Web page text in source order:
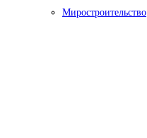
Миростроительство